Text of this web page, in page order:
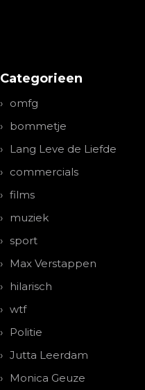
Categorieen
omfg
bommetje
Lang Leve de Liefde
commercials
films
muziek
sport
Max Verstappen
hilarisch
wtf
Politie
Jutta Leerdam
Monica Geuze